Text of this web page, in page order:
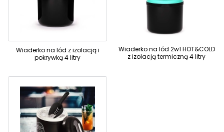
Wiaderko na lód z izolacją i
pokrywką 4 litry
Wiaderko na lód 2w1 HOT&COLD
z izolacją termiczną 4 litry